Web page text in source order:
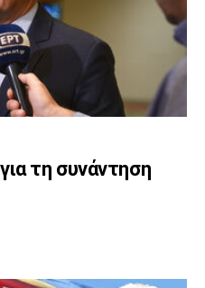
τη συνάντηση